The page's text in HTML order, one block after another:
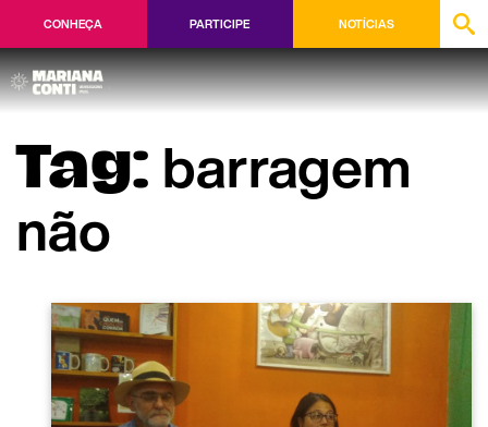
CONHEÇA PARTICIPE NOTÍCIAS
Tag: barragem
não